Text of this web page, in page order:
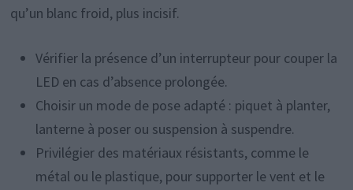
qu’un blanc froid, plus incisif.
Vérifier la présence d’un interrupteur pour couper la
LED en cas d’absence prolongée.
Choisir un mode de pose adapté : piquet à planter,
lanterne à poser ou suspension à suspendre.
Privilégier des matériaux résistants, comme le
métal ou le plastique, pour supporter le vent et le